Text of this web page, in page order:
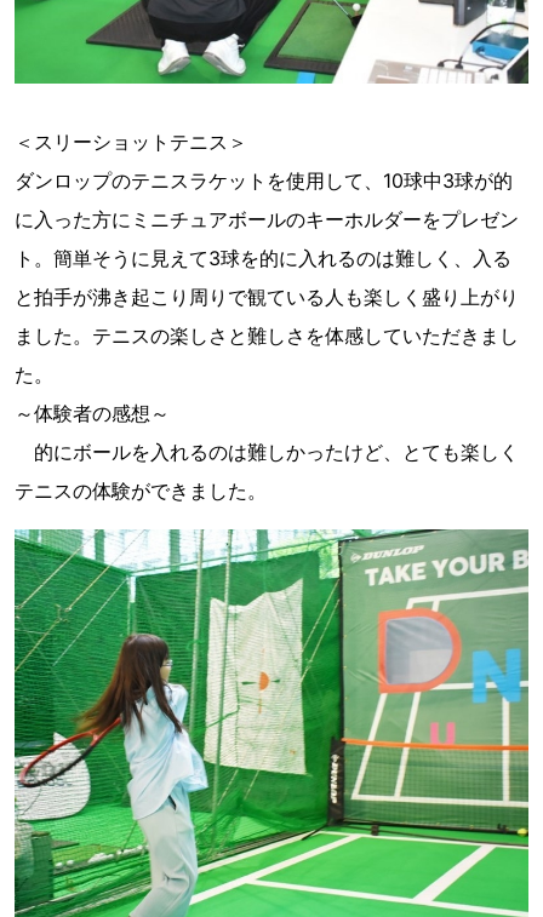
＜スリーショットテニス＞
ダンロップのテニスラケットを使用して、10球中3球が的
に入った方にミニチュアボールのキーホルダーをプレゼン
ト。簡単そうに見えて3球を的に入れるのは難しく、入る
と拍手が沸き起こり周りで観ている人も楽しく盛り上がり
ました。テニスの楽しさと難しさを体感していただきまし
た。
～体験者の感想～
的にボールを入れるのは難しかったけど、とても楽しく
テニスの体験ができました。